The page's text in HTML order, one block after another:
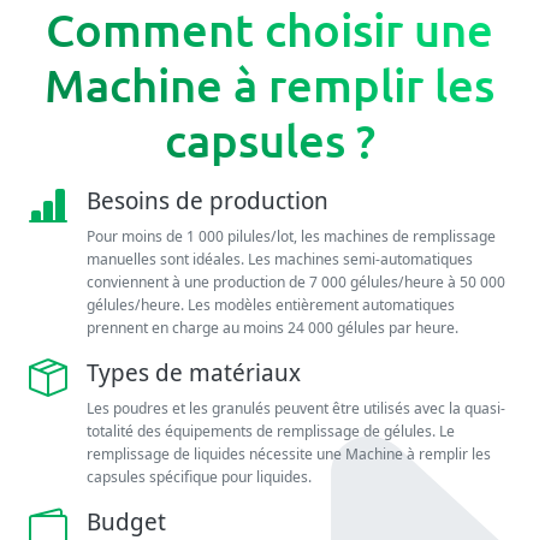
Comment choisir une
Machine à remplir les
capsules ?
Besoins de production
Pour moins de 1 000 pilules/lot, les machines de remplissage
manuelles sont idéales. Les machines semi-automatiques
conviennent à une production de 7 000 gélules/heure à 50 000
gélules/heure. Les modèles entièrement automatiques
prennent en charge au moins 24 000 gélules par heure.
Types de matériaux
Les poudres et les granulés peuvent être utilisés avec la quasi-
totalité des équipements de remplissage de gélules. Le
remplissage de liquides nécessite une Machine à remplir les
capsules spécifique pour liquides.
Budget